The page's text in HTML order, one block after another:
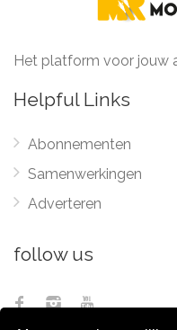
Het platform voor jouw
Helpful Links
Abonnementen
Samenwerkingen
Adverteren
follow us